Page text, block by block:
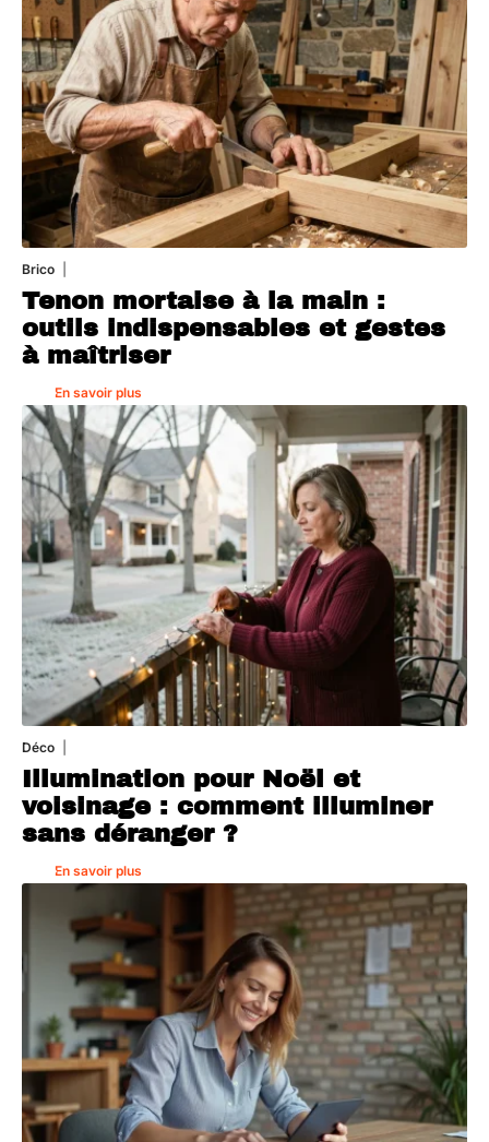
Brico
Tenon mortaise à la main :
outils indispensables et gestes
à maîtriser
En savoir plus
Déco
Illumination pour Noël et
voisinage : comment illuminer
sans déranger ?
En savoir plus